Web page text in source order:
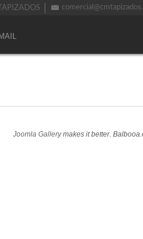
Joomla Gallerymakes it better.